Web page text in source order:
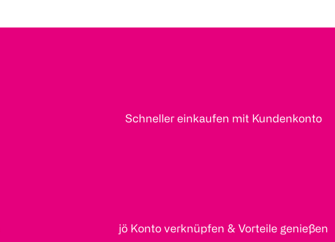
Schneller einkaufen mit Kundenkonto
jö Konto verknüpfen & Vorteile genießen